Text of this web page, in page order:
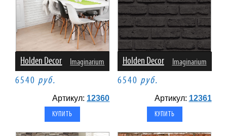
Holden Decor Imaginarium
6540 руб.
Артикул: 12360
Holden Decor Imaginarium
6540 руб.
Артикул: 12361